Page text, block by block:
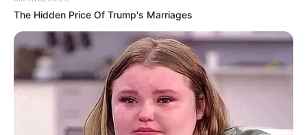
The Hidden Price Of Trump's Marriages